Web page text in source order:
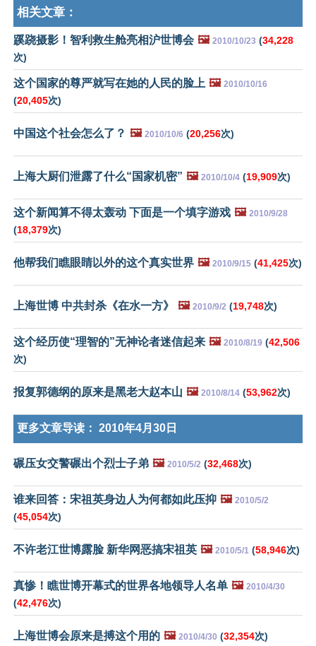
相关文章：
蹊跷摄影！智利救生舱亮相沪世博会 🖼️ 2010/10/23 (34,228
次)
这个国家的尊严就写在她的人民的脸上 🖼️ 2010/10/16
(20,405次)
中国这个社会怎么了？ 🖼️ 2010/10/6 (20,256次)
上海大厨们泄露了什么“国家机密” 🖼️ 2010/10/4 (19,909次)
这个新闻算不得太轰动 下面是一个填字游戏 🖼️ 2010/9/28
(18,379次)
他帮我们瞧眼睛以外的这个真实世界 🖼️ 2010/9/15 (41,425次)
上海世博 中共封杀《在水一方》 🖼️ 2010/9/2 (19,748次)
这个经历使“理智的”无神论者迷信起来 🖼️ 2010/8/19 (42,506
次)
报复郭德纲的原来是黑老大赵本山 🖼️ 2010/8/14 (53,962次)
更多文章导读： 2010年4月30日
碾压女交警碾出个烈士子弟 🖼️ 2010/5/2 (32,468次)
谁来回答：宋祖英身边人为何都如此压抑 🖼️ 2010/5/2
(45,054次)
不许老江世博露脸 新华网恶搞宋祖英 🖼️ 2010/5/1 (58,946次)
真惨！瞧世博开幕式的世界各地领导人名单 🖼️ 2010/4/30
(42,476次)
上海世博会原来是搏这个用的 🖼️ 2010/4/30 (32,354次)